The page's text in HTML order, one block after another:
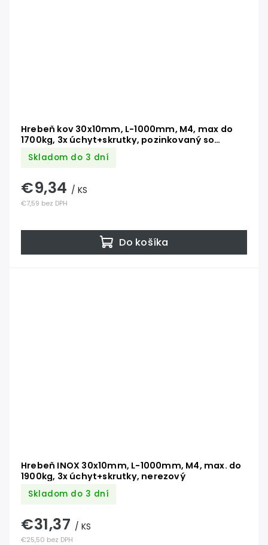
Hrebeň kov 30x10mm, L-1000mm, M4, max do
1700kg, 3x úchyt+skrutky, pozinkovaný so
zámkom
Skladom do 3 dní
€7,59 bez DPH
€9,34 / KS
Do košíka
Hrebeň INOX 30x10mm, L-1000mm, M4, max. do
1900kg, 3x úchyt+skrutky, nerezový
Skladom do 3 dní
€25,50 bez DPH
€31,37 / KS